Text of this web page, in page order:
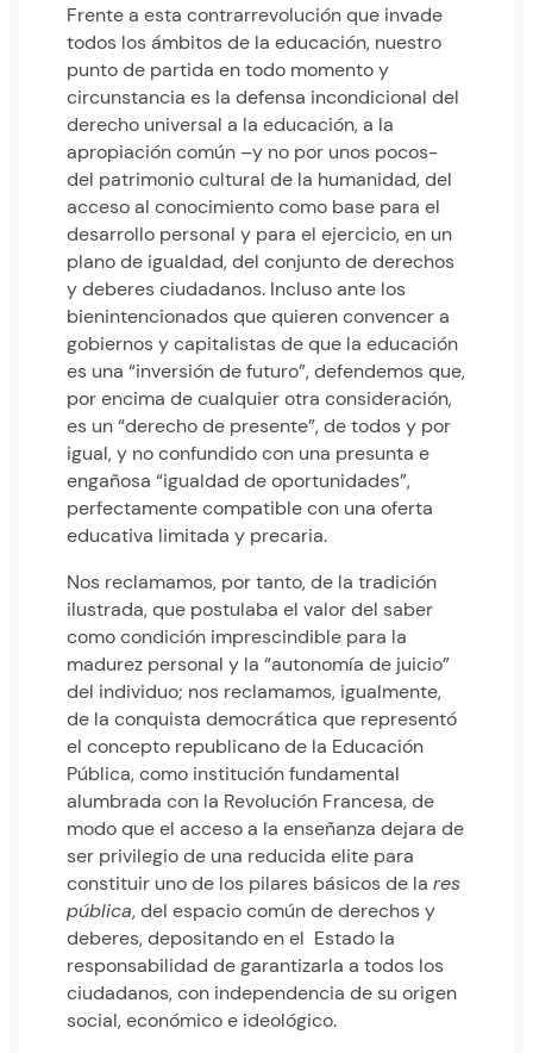
Frente a esta contrarrevolución que invade
todos los ámbitos de la educación, nuestro
punto de partida en todo momento y
circunstancia es la defensa incondicional del
derecho universal a la educación, a la
apropiación común –y no por unos pocos-
del patrimonio cultural de la humanidad, del
acceso al conocimiento como base para el
desarrollo personal y para el ejercicio, en un
plano de igualdad, del conjunto de derechos
y deberes ciudadanos. Incluso ante los
bienintencionados que quieren convencer a
gobiernos y capitalistas de que la educación
es una “inversión de futuro”, defendemos que,
por encima de cualquier otra consideración,
es un “derecho de presente”, de todos y por
igual, y no confundido con una presunta e
engañosa “igualdad de oportunidades”,
perfectamente compatible con una oferta
educativa limitada y precaria.
Nos reclamamos, por tanto, de la tradición
ilustrada, que postulaba el valor del saber
como condición imprescindible para la
madurez personal y la “autonomía de juicio”
del individuo; nos reclamamos, igualmente,
de la conquista democrática que representó
el concepto republicano de la Educación
Pública, como institución fundamental
alumbrada con la Revolución Francesa, de
modo que el acceso a la enseñanza dejara de
ser privilegio de una reducida elite para
constituir uno de los pilares básicos de la res
pública, del espacio común de derechos y
deberes, depositando en el Estado la
responsabilidad de garantizarla a todos los
ciudadanos, con independencia de su origen
social, económico e ideológico.